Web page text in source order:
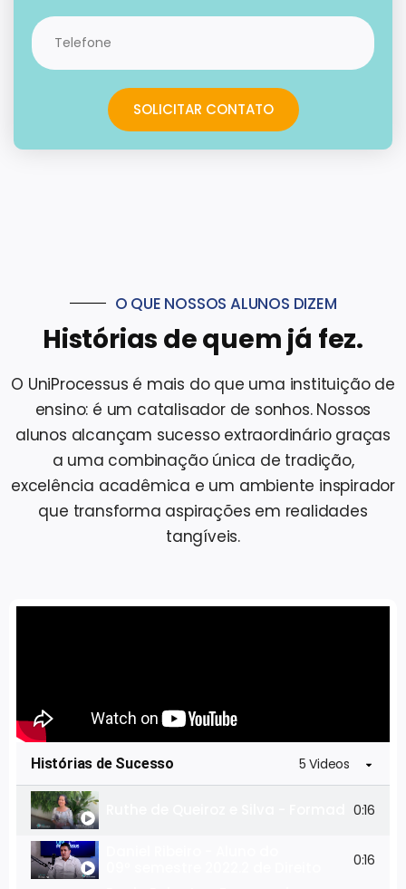
SOLICITAR CONTATO
O QUE NOSSOS ALUNOS DIZEM
Histórias de quem já fez.
O UniProcessus é mais do que uma instituição de
ensino: é um catalisador de sonhos. Nossos
alunos alcançam sucesso extraordinário graças
a uma combinação única de tradição,
excelência acadêmica e um ambiente inspirador
que transforma aspirações em realidades
tangíveis.
Histórias de Sucesso 5 Videos
Ruthe de Queiroz e Silva - Formada em
0:16
0:16